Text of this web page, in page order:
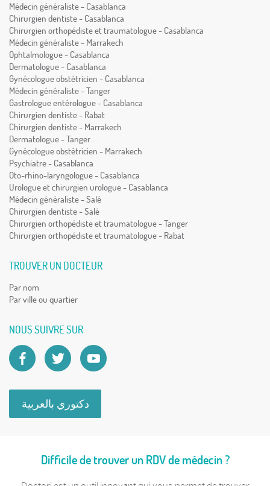
Médecin généraliste - Casablanca
Chirurgien dentiste - Casablanca
Chirurgien orthopédiste et traumatologue - Casablanca
Médecin généraliste - Marrakech
Ophtalmologue - Casablanca
Dermatologue - Casablanca
Gynécologue obstétricien - Casablanca
Médecin généraliste - Tanger
Gastrologue entérologue - Casablanca
Chirurgien dentiste - Rabat
Chirurgien dentiste - Marrakech
Dermatologue - Tanger
Gynécologue obstétricien - Marrakech
Psychiatre - Casablanca
Oto-rhino-laryngologue - Casablanca
Urologue et chirurgien urologue - Casablanca
Médecin généraliste - Salé
Chirurgien dentiste - Salé
Chirurgien orthopédiste et traumatologue - Tanger
Chirurgien orthopédiste et traumatologue - Rabat
TROUVER UN DOCTEUR
Par nom
Par ville ou quartier
NOUS SUIVRE SUR
دكتوري بالعربية
Difficile de trouver un RDV de médecin ?